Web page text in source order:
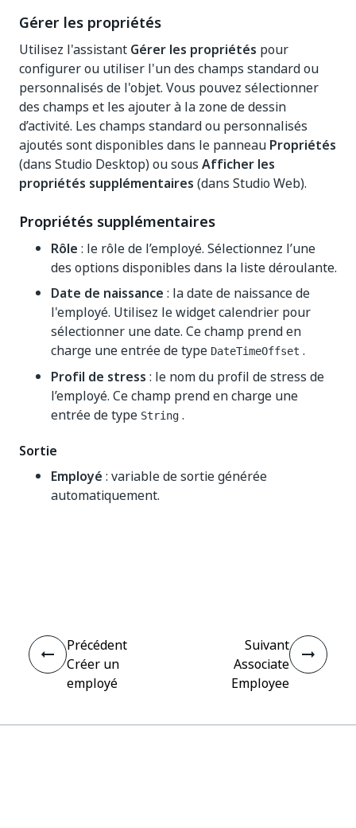
Gérer les propriétés
Utilisez l'assistant Gérer les propriétés pour
configurer ou utiliser l'un des champs standard ou
personnalisés de l'objet. Vous pouvez sélectionner
des champs et les ajouter à la zone de dessin
d’activité. Les champs standard ou personnalisés
ajoutés sont disponibles dans le panneau Propriétés
(dans Studio Desktop) ou sous Afficher les
propriétés supplémentaires (dans Studio Web).
Propriétés supplémentaires
Rôle : le rôle de l’employé. Sélectionnez l’une
des options disponibles dans la liste déroulante.
Date de naissance : la date de naissance de
l'employé. Utilisez le widget calendrier pour
sélectionner une date. Ce champ prend en
charge une entrée de type DateTimeOffset .
Profil de stress : le nom du profil de stress de
l’employé. Ce champ prend en charge une
entrée de type String .
Sortie
Employé : variable de sortie générée
automatiquement.
Précédent
Créer un
employé
Suivant
Associate
Employee